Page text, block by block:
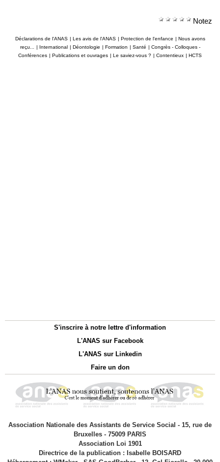
Notez
Déclarations de l'ANAS | Les avis de l'ANAS | Protection de l'enfance | Nous avons
reçu...
| International | Déontologie | Formation | Santé | Congrès - Colloques -
Conférences | Publications et ouvrages | Le saviez-vous ? | Contentieux | HCTS
S'inscrire à notre lettre d'information
L'ANAS sur Facebook
L'ANAS sur Linkedin
Faire un don
Association Nationale des Assistants de Service Social - 15, rue de
Bruxelles - 75009 PARIS
Association Loi 1901
Directrice de la publication : Isabelle BOISARD